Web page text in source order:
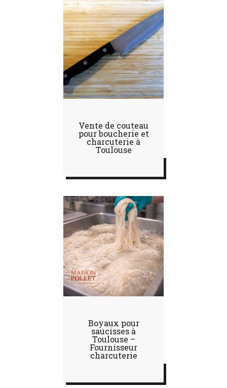
Vente de couteau
pour boucherie et
charcuterie à
Toulouse
Boyaux pour
saucisses à
Toulouse –
Fournisseur
charcuterie